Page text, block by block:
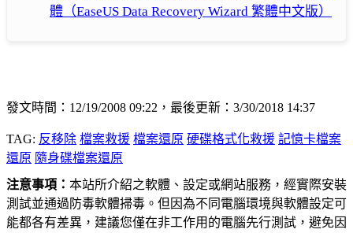
體（EaseUS Data Recovery Wizard 繁體中文版）
發文時間：12/19/2008 09:22，最後更新：3/30/2018 14:37
TAG: 反移除 檔案救援 檔案還原 硬碟格式化救援 記憶卡檔案
還原 隨身碟檔案還原
注意事項： 本站所介紹之軟體、設定或網站服務，經實際安裝
測試並通過防毒軟體掃毒。但因為不同電腦環境與軟體設定可
能都各有差異，建議您僅在非工作用的電腦先行測試，避免因